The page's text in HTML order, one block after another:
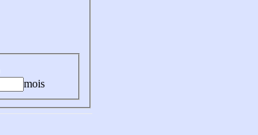
mois